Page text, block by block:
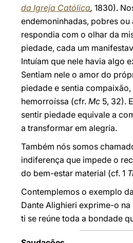
da Igreja Católica, 1830).
endemoninhadas, pobres
respondia com o olhar da
piedade, cada um
Intuíam que nele havia algo
Sentiam nele o amor do
piedade e sentia
hemorroíssa (cfr. Mc 5, 32).
sentir piedade equivale a
a transformar em alegria.
Também nós somos
indiferença que impede o
do bem-estar material (cf. 1
Contemplemos o exemplo
Dante Alighieri exprime-o
ti se reúne toda a bondade